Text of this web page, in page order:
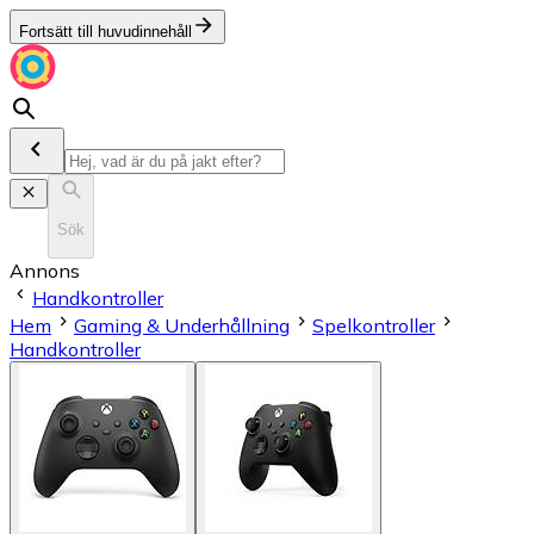
Fortsätt till huvudinnehåll
Sök
Annons
Handkontroller
Hem
Gaming & Underhållning
Spelkontroller
Handkontroller